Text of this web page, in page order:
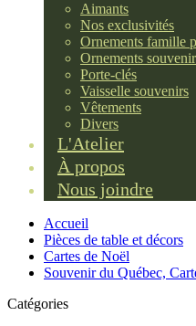
Aimants
Nos exclusivités
Ornements famille
Ornements
Porte-clés
Vaisselle souvenirs
Vêtements
Divers
L'Atelier
À propos
Nous joindre
Accueil
Pièces de table et décors
Cartes de Noël
Souvenir du Québec,
Catégories